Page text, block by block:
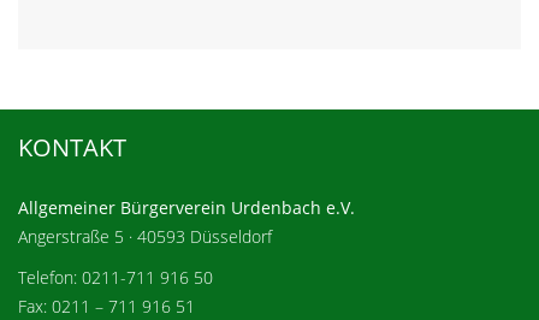
KONTAKT
Allgemeiner Bürgerverein Urdenbach e.V.
Angerstraße 5 · 40593 Düsseldorf
Telefon: 0211-711 916 50
Fax: 0211 – 711 916 51